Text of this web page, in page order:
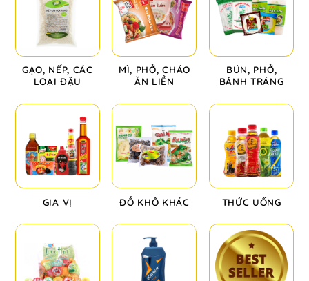
GẠO, NẾP, CÁC
LOẠI ĐẬU
MÌ, PHỞ, CHÁO
ĂN LIỀN
BÚN, PHỞ,
BÁNH TRÁNG
GIA VỊ ĐỒ KHÔ KHÁC THỨC UỐNG